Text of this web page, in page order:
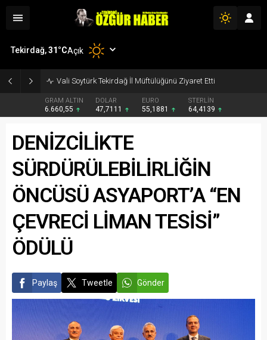
UMKE Haftası Münasebetiyle Vali Soytürk’e Ziyaret
GRAM ALTIN
6.660,55
DOLAR
47,7111
EURO
55,1881
STERLİN
64,4139
Tekirdağ,31°CAçık
DENİZCİLİKTE
SÜRDÜRÜLEBİLİRLİĞİN
ÖNCÜSÜ ASYAPORT’A “EN
ÇEVRECİ LİMAN TESİSİ”
ÖDÜLÜ
Paylaş Tweetle Gönder